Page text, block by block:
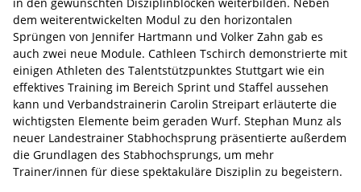
dem weiterentwickelten Modul zu den horizontalen
Sprüngen von Jennifer Hartmann und Volker Zahn gab es
auch zwei neue Module. Cathleen Tschirch demonstrierte mit
einigen Athleten des Talentstützpunktes Stuttgart wie ein
effektives Training im Bereich Sprint und Staffel aussehen
kann und Verbandstrainerin Carolin Streipart erläuterte die
wichtigsten Elemente beim geraden Wurf. Stephan Munz als
neuer Landestrainer Stabhochsprung präsentierte außerdem
die Grundlagen des Stabhochsprungs, um mehr
Trainer/innen für diese spektakuläre Disziplin zu begeistern.